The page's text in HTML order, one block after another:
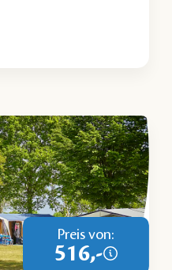
Preis von:
516,-